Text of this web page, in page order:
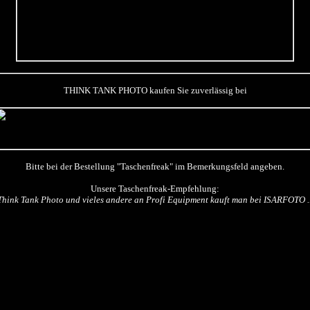
THINK TANK PHOTO kaufen Sie zuverlässig bei
Bitte bei der Bestellung "Taschenfreak" im Bemerkungsfeld angeben.
Unsere Taschenfreak-Empfehlung:
Tank Photo und vieles andere an Profi Equipment kauft man bei ISARFOTO